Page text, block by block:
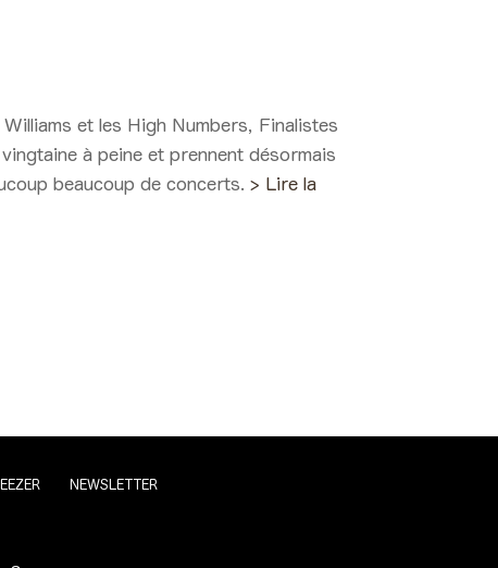
et les High Numbers, Finalistes
à peine et prennent désormais
beaucoup de concerts.> Lire la
NEWSLETTER